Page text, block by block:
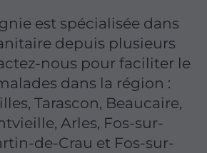
est spécialisée dans
depuis plusieurs
nous pour faciliter le
dans la région :
Tarascon, Beaucaire,
Arles, Fos-sur-
de-Crau et Fos-sur-